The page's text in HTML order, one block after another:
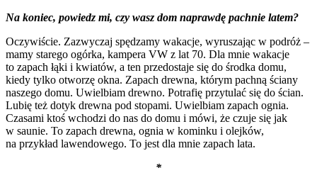
Na koniec, powiedz mi, czy wasz dom naprawdę pachnie latem?
Oczywiście. Zazwyczaj spędzamy wakacje, wyruszając w podróż –
mamy starego ogórka, kampera VW z lat 70. Dla mnie wakacje
to zapach łąki i kwiatów, a ten przedostaje się do środka domu,
kiedy tylko otworzę okna. Zapach drewna, którym pachną ściany
naszego domu. Uwielbiam drewno. Potrafię przytulać się do ścian.
Lubię też dotyk drewna pod stopami. Uwielbiam zapach ognia.
Czasami ktoś wchodzi do nas do domu i mówi, że czuje się jak
w saunie. To zapach drewna, ognia w kominku i olejków,
na przykład lawendowego. To jest dla mnie zapach lata.
*